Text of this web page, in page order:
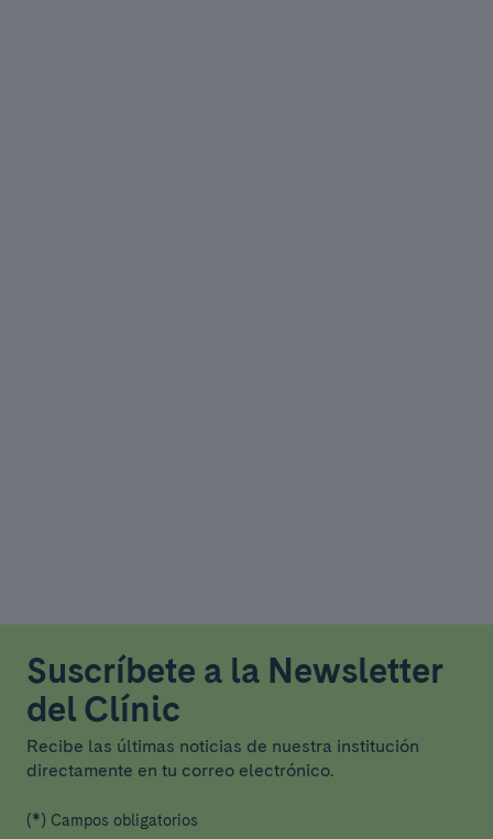
Suscríbete a la Newsletter
del Clínic
Recibe las últimas noticias de nuestra institución
directamente en tu correo electrónico.
(*) Campos obligatorios